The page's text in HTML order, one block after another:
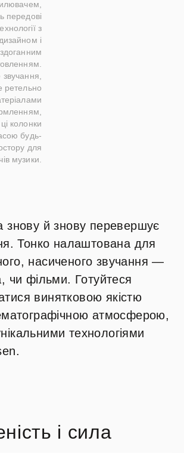
передові
з
і
звучання,
ретельно
колонки
будь-
для
музики.
знову й знову перевершує
Тонко налаштована для
насиченого звучання —
чи фільми. Готуйтеся
винятковою якістю
атмосферою,
технологіями
і сила